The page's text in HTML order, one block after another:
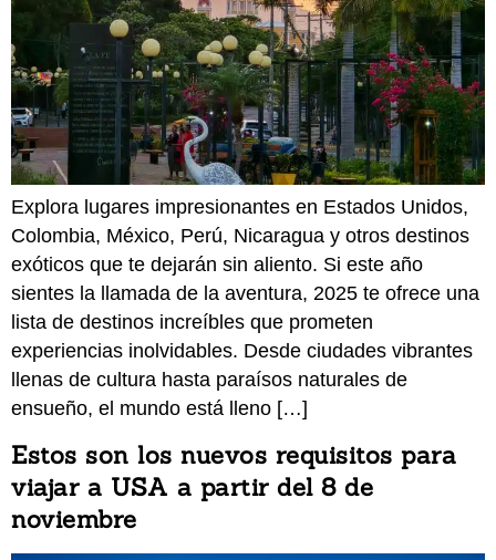
Explora lugares impresionantes en Estados Unidos,
Colombia, México, Perú, Nicaragua y otros destinos
exóticos que te dejarán sin aliento. Si este año
sientes la llamada de la aventura, 2025 te ofrece una
lista de destinos increíbles que prometen
experiencias inolvidables. Desde ciudades vibrantes
llenas de cultura hasta paraísos naturales de
ensueño, el mundo está lleno […]
Estos son los nuevos requisitos para
viajar a USA a partir del 8 de
noviembre